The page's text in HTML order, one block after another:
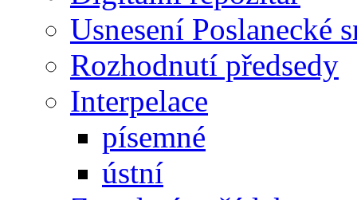
Usnesení Poslanecké
Rozhodnutí předsedy
Interpelace
písemné
ústní